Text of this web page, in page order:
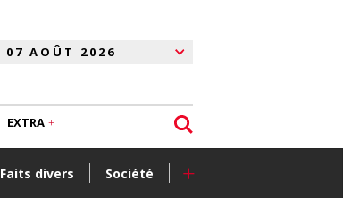
Faits divers Société +
EXTRA